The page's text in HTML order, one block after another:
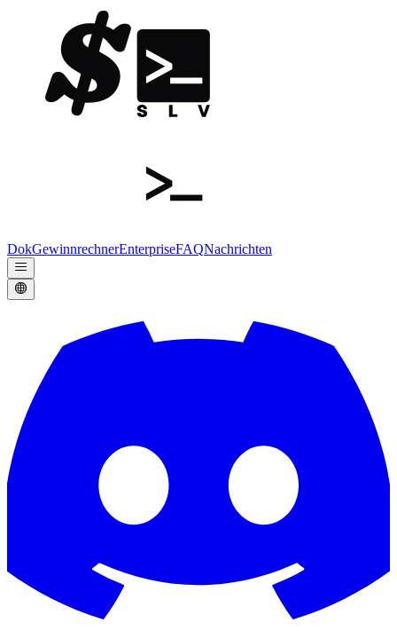
DokGewinnrechnerEnterpriseFAQNachrichten